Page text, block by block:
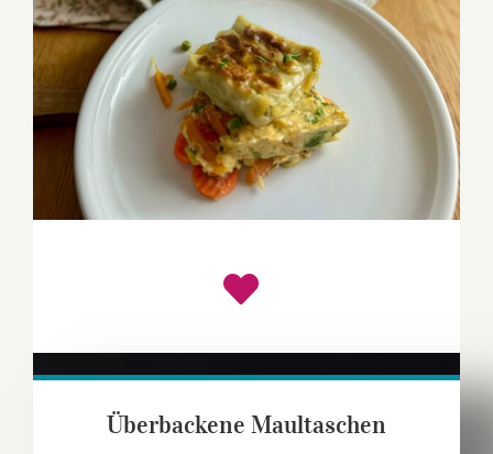
Überbackene Maultaschen